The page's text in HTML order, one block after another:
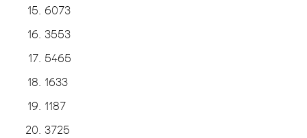
6073
3553
5465
1633
1187
3725